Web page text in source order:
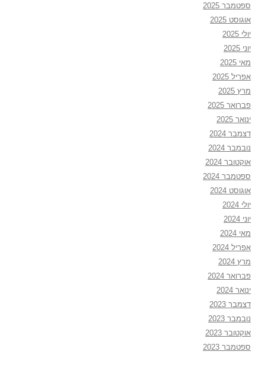
ספטמבר 2025
אוגוסט 2025
יולי 2025
יוני 2025
מאי 2025
אפריל 2025
מרץ 2025
פברואר 2025
ינואר 2025
דצמבר 2024
נובמבר 2024
אוקטובר 2024
ספטמבר 2024
אוגוסט 2024
יולי 2024
יוני 2024
מאי 2024
אפריל 2024
מרץ 2024
פברואר 2024
ינואר 2024
דצמבר 2023
נובמבר 2023
אוקטובר 2023
ספטמבר 2023